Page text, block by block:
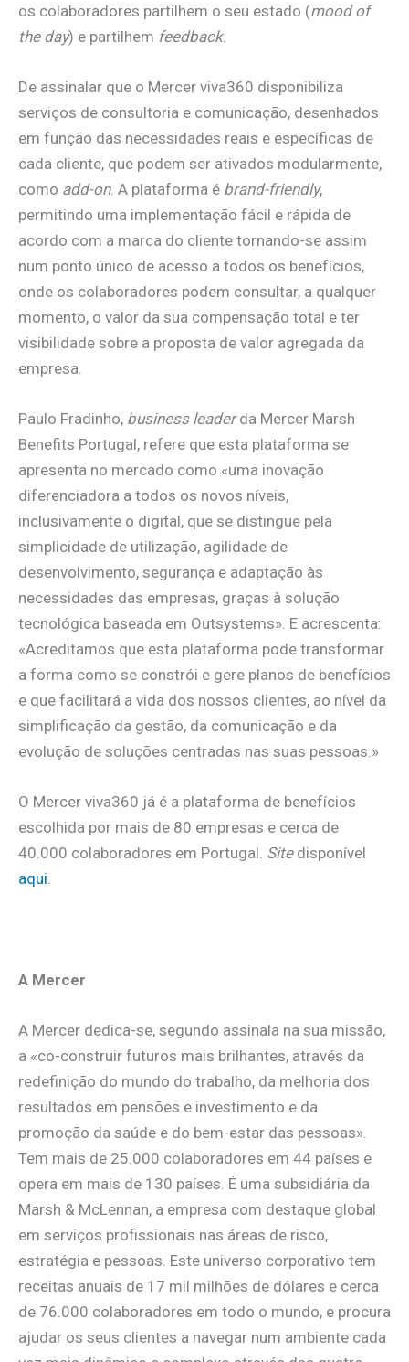
os colaboradores partilhem o seu estado (mood of
the day) e partilhem feedback.
De assinalar que o Mercer viva360 disponibiliza
serviços de consultoria e comunicação, desenhados
em função das necessidades reais e específicas de
cada cliente, que podem ser ativados modularmente,
como add-on. A plataforma é brand-friendly,
permitindo uma implementação fácil e rápida de
acordo com a marca do cliente tornando-se assim
num ponto único de acesso a todos os benefícios,
onde os colaboradores podem consultar, a qualquer
momento, o valor da sua compensação total e ter
visibilidade sobre a proposta de valor agregada da
empresa.
Paulo Fradinho, business leaderda Mercer Marsh
Benefits Portugal, refere que esta plataforma se
apresenta no mercado como «uma inovação
diferenciadora a todos os novos níveis,
inclusivamente o digital, que se distingue pela
simplicidade de utilização, agilidade de
desenvolvimento, segurança e adaptação às
necessidades das empresas, graças à solução
tecnológica baseada em Outsystems». E acrescenta:
«Acreditamos que esta plataforma pode transformar
a forma como se constrói e gere planos de benefícios
e que facilitará a vida dos nossos clientes, ao nível da
simplificação da gestão, da comunicação e da
evolução de soluções centradas nas suas pessoas.»
O Mercer viva360 já é a plataforma de benefícios
escolhida por mais de 80 empresas e cerca de
40.000 colaboradores em Portugal. Sitedisponível
aqui.
A Mercer
A Mercer dedica-se, segundo assinala na sua missão,
a «co-construir futuros mais brilhantes, através da
redefinição do mundo do trabalho, da melhoria dos
resultados em pensões e investimento e da
promoção da saúde e do bem-estar das pessoas».
Tem mais de 25.000 colaboradores em 44 países e
opera em mais de 130 países. É uma subsidiária da
Marsh & McLennan, a empresa com destaque global
em serviços profissionais nas áreas de risco,
estratégia e pessoas. Este universo corporativo tem
receitas anuais de 17 mil milhões de dólares e cerca
de 76.000 colaboradores em todo o mundo, e procura
ajudar os seus clientes a navegar num ambiente cada